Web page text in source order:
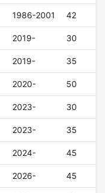
1986-2001 42
2019- 30
2019- 35
2020- 50
2023- 30
2023- 35
2024- 45
2026- 45